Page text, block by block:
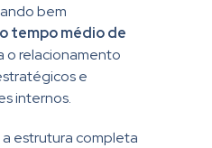
bem
tempo médio de
o relacionamento
e
internos.
estrutura completa